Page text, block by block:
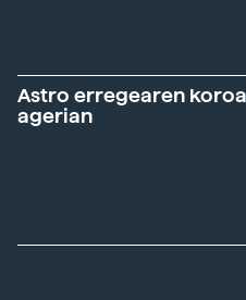
Astro erregearen koroa
agerian